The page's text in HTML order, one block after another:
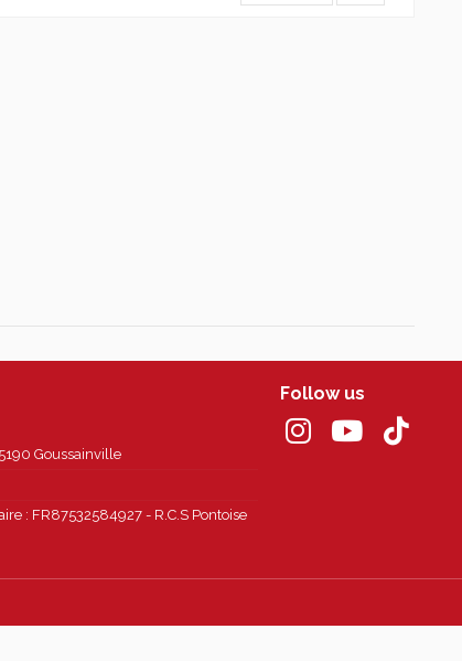
Goussainville
: FR87532584927 - R.C.S Pontoise
Follow us